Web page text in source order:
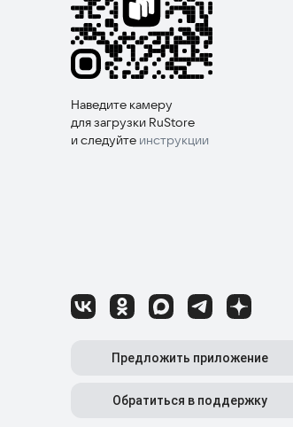
Наведите камеру
для загрузки RuStore
и следуйте инструкции
Предложить приложение
Обратиться в поддержку